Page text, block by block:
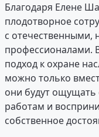
Благодаря Елене
плодотворное
с отечественными,
профессионалами.
подход к охране
можно только
они будут ощущать
работам и
собственное